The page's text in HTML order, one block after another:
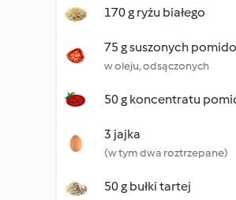
170 g ryżu białego
75 g suszonych
w oleju, odsączonych
50 g koncentratu
3 jajka
(w tym dwa roztrzepane)
50 g bułki tartej